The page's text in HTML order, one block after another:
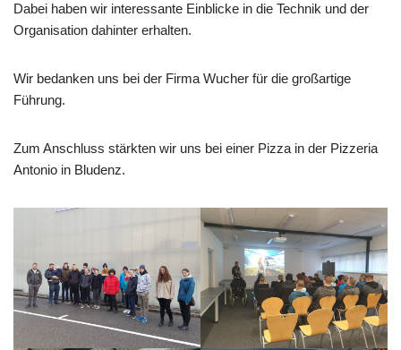
Dabei haben wir interessante Einblicke in die Technik und der
Organisation dahinter erhalten.
Wir bedanken uns bei der Firma Wucher für die großartige
Führung.
Zum Anschluss stärkten wir uns bei einer Pizza in der Pizzeria
Antonio in Bludenz.